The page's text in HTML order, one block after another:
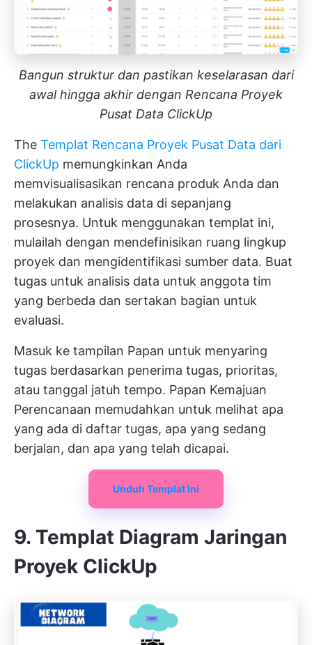
Bangun struktur dan pastikan keselarasan dari
awal hingga akhir dengan Rencana Proyek
Pusat Data ClickUp
The Templat Rencana Proyek Pusat Data dari
ClickUp memungkinkan Anda
memvisualisasikan rencana produk Anda dan
melakukan analisis data di sepanjang
prosesnya. Untuk menggunakan templat ini,
mulailah dengan mendefinisikan ruang lingkup
proyek dan mengidentifikasi sumber data. Buat
tugas untuk analisis data untuk anggota tim
yang berbeda dan sertakan bagian untuk
evaluasi.
Masuk ke tampilan Papan untuk menyaring
tugas berdasarkan penerima tugas, prioritas,
atau tanggal jatuh tempo. Papan Kemajuan
Perencanaan memudahkan untuk melihat apa
yang ada di daftar tugas, apa yang sedang
berjalan, dan apa yang telah dicapai.
Unduh Templat Ini
9. Templat Diagram Jaringan
Proyek ClickUp